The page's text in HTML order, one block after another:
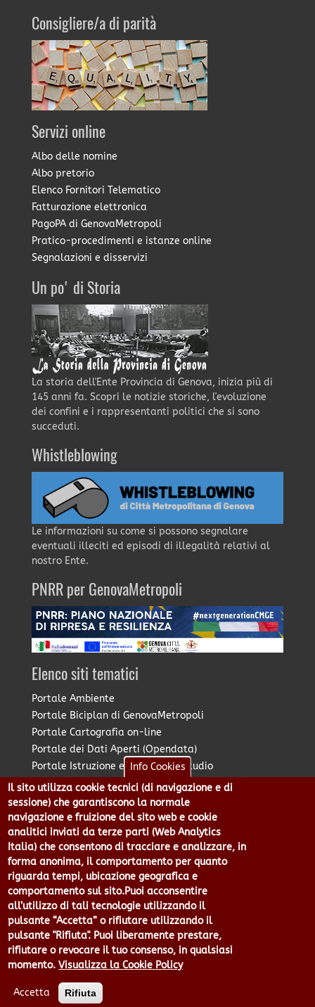
Consigliere/a di parità
Servizi online
Albo delle nomine
Albo pretorio
Elenco Fornitori Telematico
Fatturazione elettronica
PagoPA di GenovaMetropoli
Pratico-procedimenti e istanze online
Segnalazioni e disservizi
Un po' di Storia
La storia dell'Ente Provincia di Genova, inizia più di
145 anni fa. Scopri le notizie storiche, l'evoluzione
dei confini e i rappresentanti politici che si sono
succeduti.
Whistleblowing
Le informazioni su come si possono segnalare
eventuali illeciti ed episodi di illegalità relativi al
nostro Ente.
PNRR per GenovaMetropoli
Elenco siti tematici
Portale Ambiente
Portale Biciplan di GenovaMetropoli
Portale Cartografia on-line
Portale dei Dati Aperti (Opendata)
Portale Istruzione e Diritto allo Studio
Portale Marketing Territoriale
Portale Piano Strategico Metropolitano
Portale PUMS di GenovaMetropoli
Portale Stazione Unica Appaltante
Pratico: procedimenti e istanze online
Città Metropolitana di Genova - Piazzale Mazzini 2 -16122 -
Genova | CF:80007350103 - P.Iva: 00949170104 | Codice IPA: cmge
Centralino 010 54991 Fax 010 5499244 URP 010 5499456
Num.Verde 800 509420 | P.E.C.:
pec@cert.cittametropolitana.genova.it
Privacy|Tecnologie e Accessibilità|Note Legali
sito Web
Info Cookies
Il sito utilizza cookie tecnici (di navigazione e di
sessione) che garantiscono la normale
navigazione e fruizione del sito web e cookie
analitici inviati da terze parti (Web Analytics
Italia) che consentono di tracciare e analizzare, in
forma anonima, il comportamento per quanto
riguarda tempi, ubicazione geografica e
comportamento sul sito.Puoi acconsentire
all’utilizzo di tali tecnologie utilizzando il
pulsante “Accetta” o rifiutare utilizzando il
pulsante "Rifiuta". Puoi liberamente prestare,
rifiutare o revocare il tuo consenso, in qualsiasi
momento. Visualizza la Cookie Policy
Accetta Rifiuta